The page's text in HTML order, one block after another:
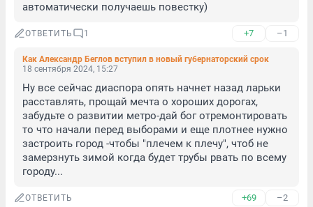
автоматически получаешь повестку)
ОТВЕТИТЬ 1 +7 –1
Как Александр Беглов вступил в новый губернаторский срок
18 сентября 2024, 15:27
Ну все сейчас диаспора опять начнет назад ларьки
расставлять, прощай мечта о хороших дорогах,
забудьте о развитии метро-дай бог отремонтировать
то что начали перед выборами и еще плотнее нужно
застроить город -чтобы "плечем к плечу", чтоб не
замерзнуть зимой когда будет трубы рвать по всему
городу...
ОТВЕТИТЬ +69 –2